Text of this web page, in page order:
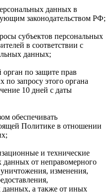
данных в
законодательством РФ;
субъектов персональных
в соответствии с
данных;
по защите прав
по запросу этого органа
10 дней с даты
обеспечивать
Политике в отношении
и технические
от неправомерного
изменения,
данных, а также от иных